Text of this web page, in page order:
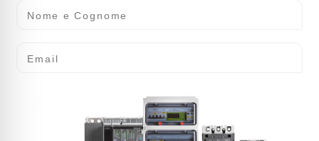
LS06K3010-AN
Clicca qui per scaricare: Altri